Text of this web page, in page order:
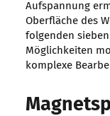
Aufspannung
Oberfläche des
folgenden
Möglichkeiten
komplexe